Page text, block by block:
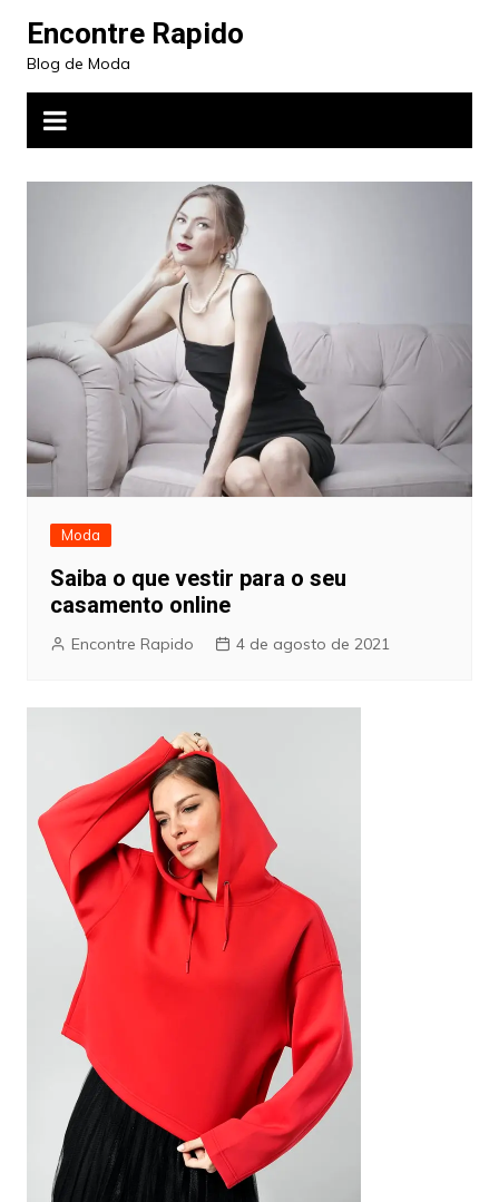
para
conteúdo
Encontre Rapido
Blog de Moda
Moda
Saiba o que vestir para o seu
casamento online
Encontre Rapido 4 de agosto de 2021